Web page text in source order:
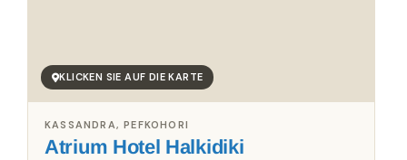
KLICKEN SIE AUF DIE KARTE
Atrium Hotel Halkidiki
KASSANDRA, PEFKOHORI